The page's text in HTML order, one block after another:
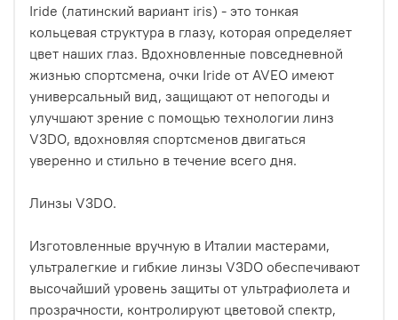
Iride (латинский вариант iris) - это тонкая
кольцевая структура в глазу, которая определяет
цвет наших глаз. Вдохновленные повседневной
жизнью спортсмена, очки Iride от AVEO имеют
универсальный вид, защищают от непогоды и
улучшают зрение с помощью технологии линз
V3DO, вдохновляя спортсменов двигаться
уверенно и стильно в течение всего дня.
Линзы V3DO.
Изготовленные вручную в Италии мастерами,
ультралегкие и гибкие линзы V3DO обеспечивают
высочайший уровень защиты от ультрафиолета и
прозрачности, контролируют цветовой спектр,